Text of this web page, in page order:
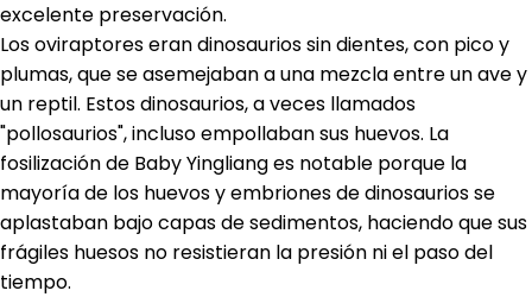
excelente preservación.
Los oviraptores eran dinosaurios sin dientes, con pico y
plumas, que se asemejaban a una mezcla entre un ave y
un reptil. Estos dinosaurios, a veces llamados
"pollosaurios", incluso empollaban sus huevos. La
fosilización de Baby Yingliang es notable porque la
mayoría de los huevos y embriones de dinosaurios se
aplastaban bajo capas de sedimentos, haciendo que sus
frágiles huesos no resistieran la presión ni el paso del
tiempo.